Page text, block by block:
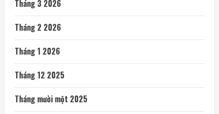
Tháng 3 2026
Tháng 2 2026
Tháng 1 2026
Tháng 12 2025
Tháng mười một 2025